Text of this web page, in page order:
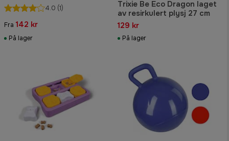
4.0 (1)
Fra 142 kr
På lager
Trixie Be Eco Dragon laget
av resirkulert plysj 27 cm
129 kr
På lager